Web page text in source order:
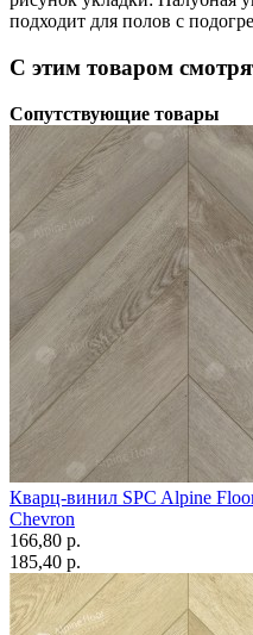
подходит для полов с
С этим товаром
Сопутствующие товары
Кварц-винил SPC Alpine
Chevron
166,80 p.
185,40 p.